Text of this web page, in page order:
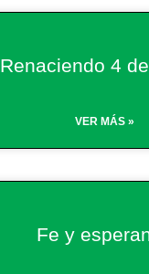
Renaciendo 4
VER MÁS »
Fe y